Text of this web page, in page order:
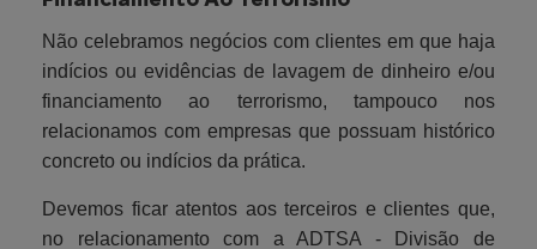
Não celebramos negócios com clientes em que haja
indícios ou evidências de lavagem de dinheiro e/ou
financiamento ao terrorismo, tampouco nos
relacionamos com empresas que possuam histórico
concreto ou indícios da prática.
Devemos ficar atentos aos terceiros e clientes que,
no relacionamento com a ADTSA - Divisão de